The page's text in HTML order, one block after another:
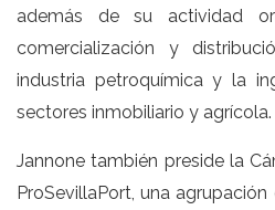
además de su actividad
comercialización y
industria petroquímica y la
sectores inmobiliario y agrícola.
Jannone también preside la
ProSevillaPort, una